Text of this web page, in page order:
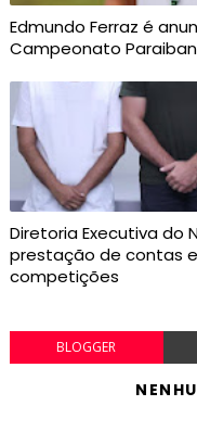
Edmundo Ferraz é
Campeonato
Diretoria Executiva do
prestação de contas
competições
BLOGGER